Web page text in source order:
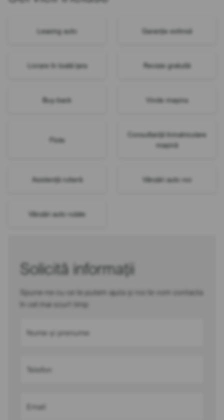
Leasing auto Garanție extinsă
Livrare în toată țara Revizie gratuită
Buy-back Vinde mașina
Flote
Consultanță înmatriculare
mașină
Asistență rutieră Vânzări auto noi
Vânzări auto rulate
Solicită informații
Spune-ne cu ce te putem ajuta și noi te vom contacta
în cel mai scurt timp
Nume și prenume
Telefon
Email